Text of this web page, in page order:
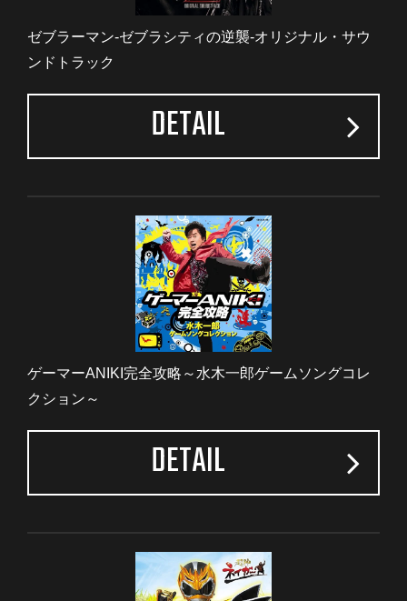
ゼブラーマン‐ゼブラシティの逆襲‐オリジナル・サウ
ンドトラック
DETAIL
ゲーマーANIKI完全攻略～水木一郎ゲームソングコレ
クション～
DETAIL